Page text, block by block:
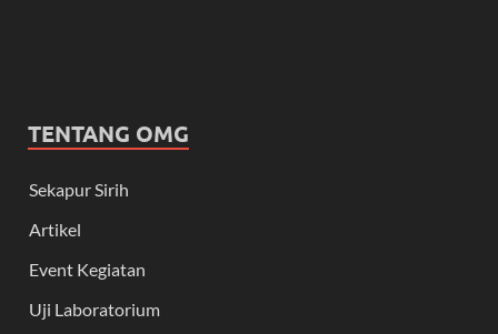
TENTANG OMG
Sekapur Sirih
Artikel
Event Kegiatan
Uji Laboratorium